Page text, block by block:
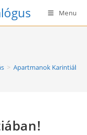
Menu
> Apartmanok